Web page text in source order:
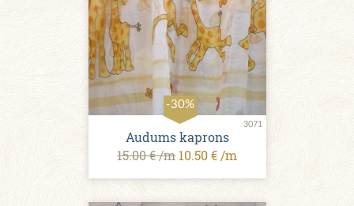
-30%
3071
Audums kaprons
15.00 € /m 10.50 € /m